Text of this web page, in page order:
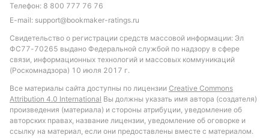
Обновлено:
Автор
Игорь Чамовских
Подписаться
Телефон: 8 800 777 76 76
E-mail: support@bookmaker-ratings.ru
Свидетельство о регистрации средств массовой информации: Эл
ФС77-70265 выдано Федеральной службой по надзору в сфере
связи, информационных технологий и массовых коммуникаций
(Роскомнадзора) 10 июля 2017 г.
Все материалы сайта доступны по лицензии Creative Commons
Attribution 4.0 International Вы должны указать имя автора (создателя)
произведения (материала) и стороны атрибуции, уведомление об
авторских правах, название лицензии, уведомление об оговорке и
ссылку на материал, если они предоставлены вместе с материалом.